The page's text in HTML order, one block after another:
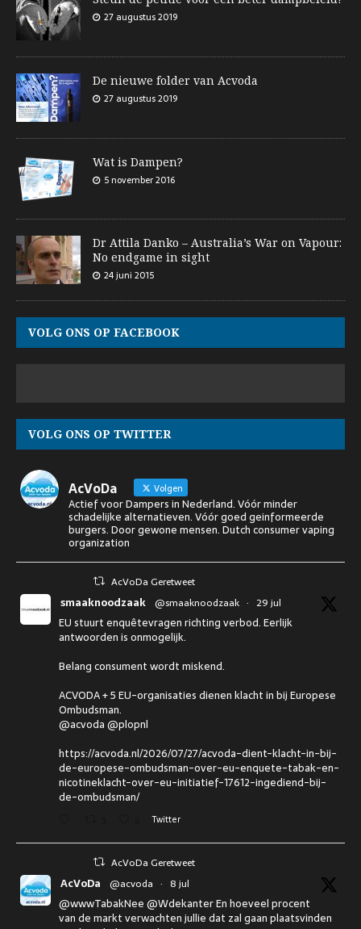
27 augustus 2019
De nieuwe folder van Acvoda
27 augustus 2019
Wat is Dampen?
5 november 2016
Dr Attila Danko – Australia’s War on Vapour:
No endgame in sight
24 juni 2015
VOLG ONS OP FACEBOOK
VOLG ONS OP TWITTER
AcVoDa Volgen
Actief voor Dampers in Nederland. Vóór minder
schadelijke alternatieven. Vóór goed geinformeerde
burgers. Door gewone mensen. Dutch consumer vaping
organization
AcVoDa Geretweet
smaaknoodzaak @smaaknoodzaak · 29 jul
EU stuurt enquêtevragen richting verbod. Eerlijk
antwoorden is onmogelijk.
Belang consument wordt miskend.
ACVODA + 5 EU-organisaties dienen klacht in bij Europese
Ombudsman.
@acvoda @plopnl
https://acvoda.nl/2026/07/27/acvoda-dient-klacht-in-bij-
de-europese-ombudsman-over-eu-enquete-tabak-en-
nicotineklacht-over-eu-initiatief-17612-ingediend-bij-
de-ombudsman/
Twitter
AcVoDa Geretweet
AcVoDa @acvoda · 8 jul
@wwwTabakNee @Wdekanter En hoeveel procent
van de markt verwachten jullie dat zal gaan plaatsvinden